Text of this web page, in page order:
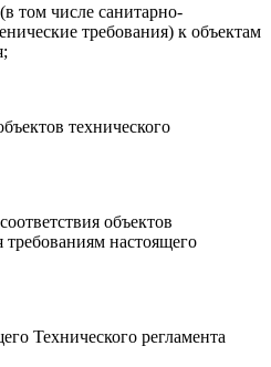
том числе санитарно-
требования) к объектам
технического
объектов
требованиям настоящего
Технического регламента